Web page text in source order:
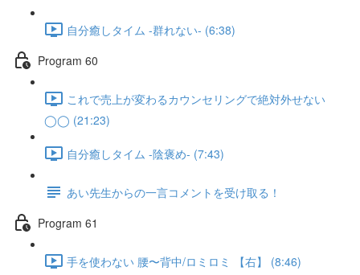
自分癒しタイム -群れない- (6:38)
Program 60
これで売上が変わるカウンセリングで絶対外せない
◯◯ (21:23)
自分癒しタイム -陰褒め- (7:43)
あい先生からの一言コメントを受け取る！
Program 61
手を使わない 腰〜背中/ロミロミ 【右】 (8:46)